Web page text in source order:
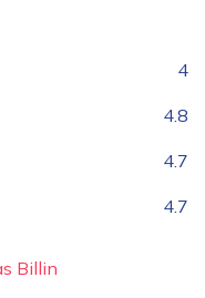
4
4.8
4.7
4.7
Billin